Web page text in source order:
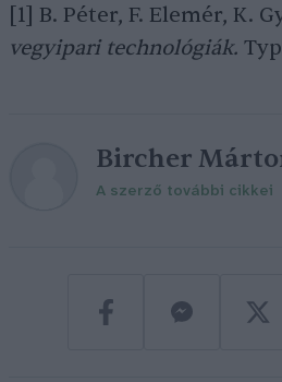
[1] B. Péter, F. Elemér, K.
vegyipari technológiák.
Bircher
A szerző további cikkei